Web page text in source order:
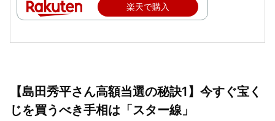
楽天で購入
【島田秀平さん高額当選の秘訣1】今すぐ宝く
じを買うべき手相は「スター線」